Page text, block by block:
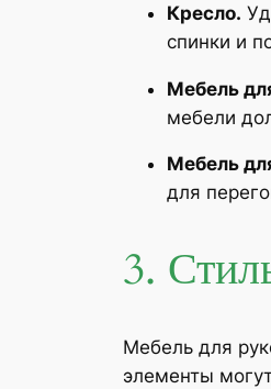
Кресло.
спинки и
Мебель
мебели
Мебель
для
3.
Мебель для
элементы